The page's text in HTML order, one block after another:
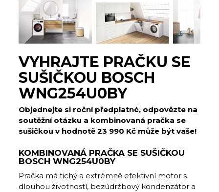
VYHRAJTE PRAČKU SE
SUŠIČKOU BOSCH
WNG254U0BY
Objednejte si roční předplatné, odpovězte na
soutěžní otázku a kombinovaná pračka se
sušičkou v hodnotě 23 990 Kč může být vaše!
KOMBINOVANÁ PRAČKA SE SUŠIČKOU
BOSCH WNG254U0BY
Pračka má tichý a extrémně efektivní motor s
dlouhou životností, bezúdržbový kondenzátor a